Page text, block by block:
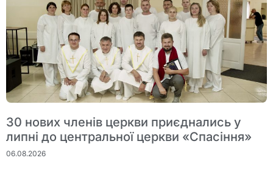
30 нових членів церкви приєднались у
липні до центральної церкви «Спасіння»
06.08.2026